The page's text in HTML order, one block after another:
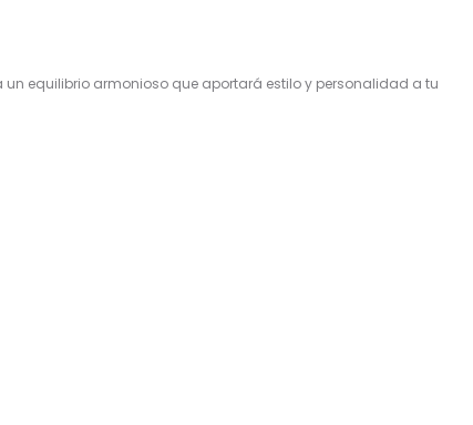
equilibrio armonioso que aportará estilo y personalidad a tu